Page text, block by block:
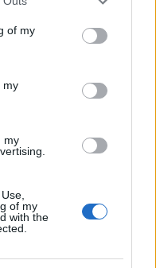
You may click to
its third-party tags to
in below Google
of my
my
my
of my
with the
nazionali?
al mese